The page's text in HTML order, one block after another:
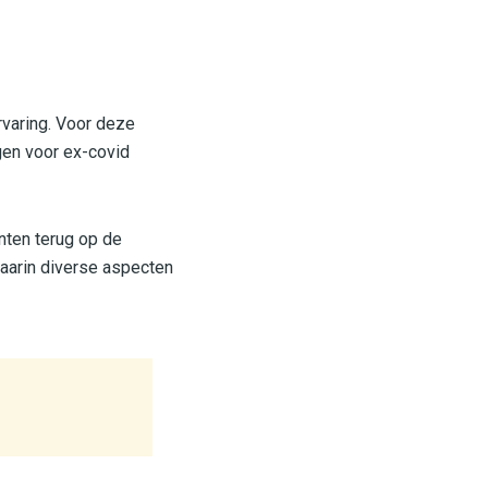
Voor deze
voor ex-covid
terug op de
diverse aspecten